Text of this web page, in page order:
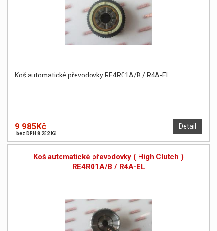
Koš automatické převodovky RE4R01A/B / R4A-EL
Detail
9 985Kč
bez DPH 8 252 Kč
Koš automatické převodovky ( High Clutch )
RE4R01A/B / R4A-EL